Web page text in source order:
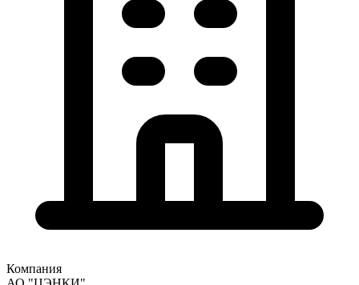
Компания